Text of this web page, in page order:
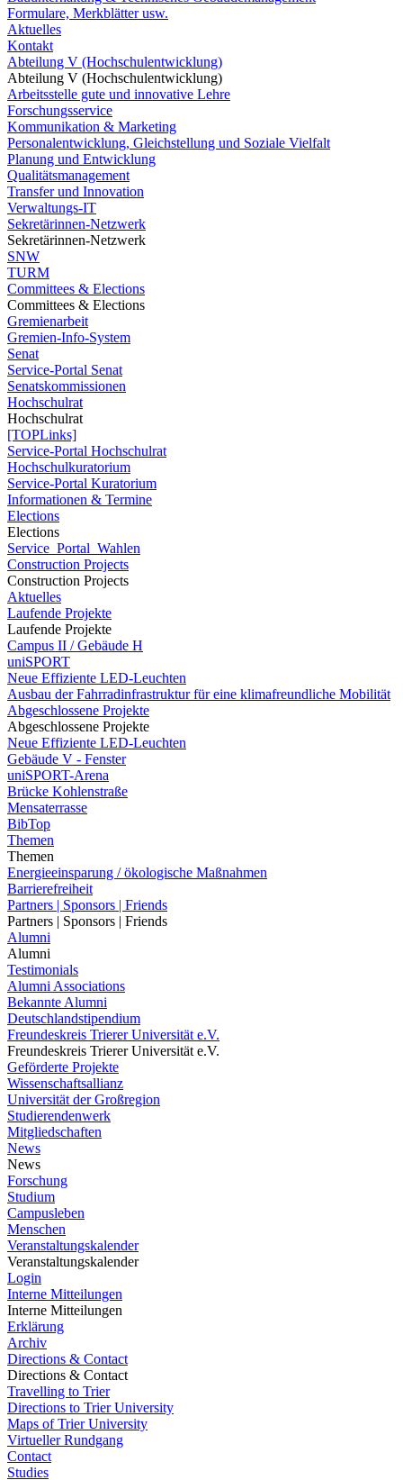
Formulare, Merkblätter usw.
Aktuelles
Kontakt
Abteilung V (Hochschulentwicklung)
Abteilung V (Hochschulentwicklung)
Arbeitsstelle gute und innovative Lehre
Forschungsservice
Kommunikation & Marketing
Personalentwicklung, Gleichstellung und Soziale Vielfalt
Planung und Entwicklung
Qualitätsmanagement
Transfer und Innovation
Verwaltungs-IT
Sekretärinnen-Netzwerk
Sekretärinnen-Netzwerk
SNW
TURM
Committees & Elections
Committees & Elections
Gremienarbeit
Gremien-Info-System
Senat
Service-Portal Senat
Senatskommissionen
Hochschulrat
Hochschulrat
[TOPLinks]
Service-Portal Hochschulrat
Hochschulkuratorium
Service-Portal Kuratorium
Informationen & Termine
Elections
Elections
Service_Portal_Wahlen
Construction Projects
Construction Projects
Aktuelles
Laufende Projekte
Laufende Projekte
Campus II / Gebäude H
uniSPORT
Neue Effiziente LED-Leuchten
Ausbau der Fahrradinfrastruktur für eine klimafreundliche Mobilität
Abgeschlossene Projekte
Abgeschlossene Projekte
Neue Effiziente LED-Leuchten
Gebäude V - Fenster
uniSPORT-Arena
Brücke Kohlenstraße
Mensaterrasse
BibTop
Themen
Themen
Energieeinsparung / ökologische Maßnahmen
Barrierefreiheit
Partners | Sponsors | Friends
Partners | Sponsors | Friends
Alumni
Alumni
Testimonials
Alumni Associations
Bekannte Alumni
Deutschlandstipendium
Freundeskreis Trierer Universität e.V.
Freundeskreis Trierer Universität e.V.
Geförderte Projekte
Wissenschaftsallianz
Universität der Großregion
Studierendenwerk
Mitgliedschaften
News
News
Forschung
Studium
Campusleben
Menschen
Veranstaltungskalender
Veranstaltungskalender
Login
Interne Mitteilungen
Interne Mitteilungen
Erklärung
Archiv
Directions & Contact
Directions & Contact
Travelling to Trier
Directions to Trier University
Maps of Trier University
Virtueller Rundgang
Contact
Studies